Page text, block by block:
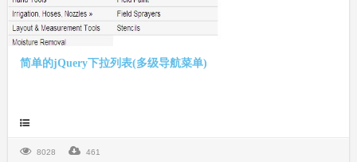
简单的jQuery下拉列表(多级导航菜单)
8028 461